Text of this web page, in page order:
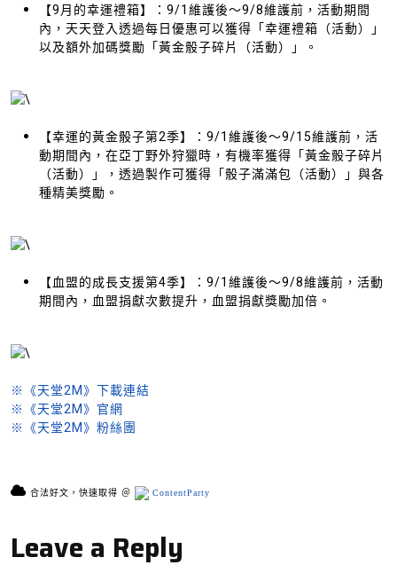
【9月的幸運禮箱】：9/1維護後～9/8維護前，活動期間
內，天天登入透過每日優惠可以獲得「幸運禮箱（活動）」
以及額外加碼獎勵「黃金骰子碎片（活動）」。
【幸運的黃金骰子第2季】：9/1維護後～9/15維護前，活
動期間內，在亞丁野外狩獵時，有機率獲得「黃金骰子碎片
（活動）」，透過製作可獲得「骰子滿滿包（活動）」與各
種精美獎勵。
【血盟的成長支援第4季】：9/1維護後～9/8維護前，活動
期間內，血盟捐獻次數提升，血盟捐獻獎勵加倍。
※《天堂2M》下載連結
※《天堂2M》官網
※《天堂2M》粉絲團
合法好文，快速取得 ＠ ContentParty
Leave a Reply